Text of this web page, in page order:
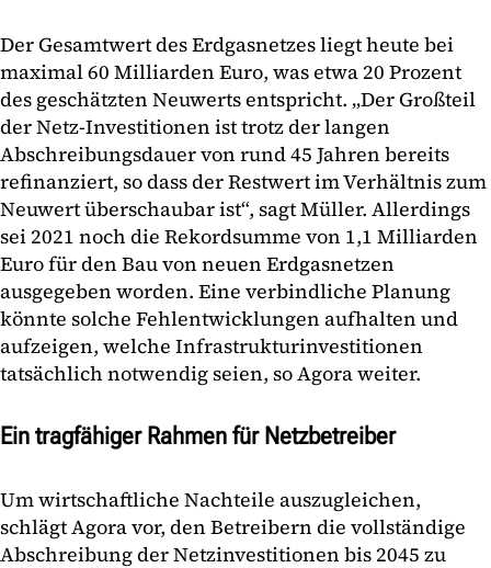
Der Gesamtwert des Erdgasnetzes liegt heute bei
maximal 60 Milliarden Euro, was etwa 20 Prozent
des geschätzten Neuwerts entspricht. „Der Großteil
der Netz-Investitionen ist trotz der langen
Abschreibungsdauer von rund 45 Jahren bereits
refinanziert, so dass der Restwert im Verhältnis zum
Neuwert überschaubar ist“, sagt Müller. Allerdings
sei 2021 noch die Rekordsumme von 1,1 Milliarden
Euro für den Bau von neuen Erdgasnetzen
ausgegeben worden. Eine verbindliche Planung
könnte solche Fehlentwicklungen aufhalten und
aufzeigen, welche Infrastrukturinvestitionen
tatsächlich notwendig seien, so Agora weiter.
Ein tragfähiger Rahmen für Netzbetreiber
Um wirtschaftliche Nachteile auszugleichen,
schlägt Agora vor, den Betreibern die vollständige
Abschreibung der Netzinvestitionen bis 2045 zu